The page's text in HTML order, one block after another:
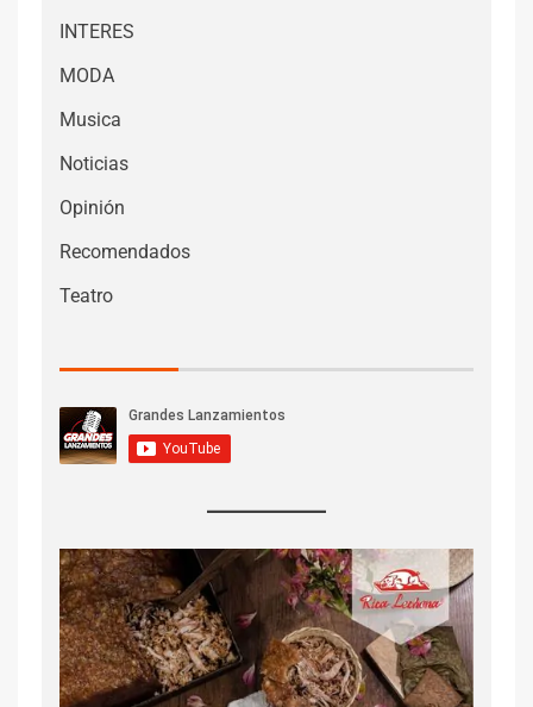
INTERES
MODA
Musica
Noticias
Opinión
Recomendados
Teatro